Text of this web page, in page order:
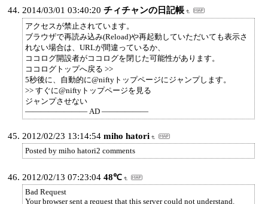
2014/03/01 03:40:20 チィチャンの日記帳
アクセスが禁止されています。
ブラウザで再読み込み(Reload)や再起動していただいても表示さ
れない場合は、URLが間違っているか、
ココログ開設者がココログを閉じた可能性があります。
ココログトップへ戻る >>
5秒後に、自動的に@niftyトップページにジャンプします。
>> すぐに@niftyトップページを見る
ジャンプさせない
―――――――― AD ――――――
2012/02/23 13:14:54 miho hatori
Posted by miho hatori2 comments
2012/02/13 07:23:04 48℃
Bad Request
Your browser sent a request that this server could not understand.